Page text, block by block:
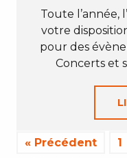
Toute l’année,
votre
pour des
Concerts et
« Précédent 1